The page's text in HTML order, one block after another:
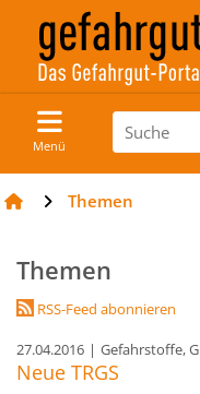
Menü
Themen
Themen
RSS-Feed abonnieren
27.04.2016 | Gefahrstoffe,
Neue TRGS